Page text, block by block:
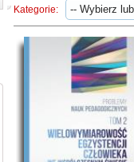
Kategorie: